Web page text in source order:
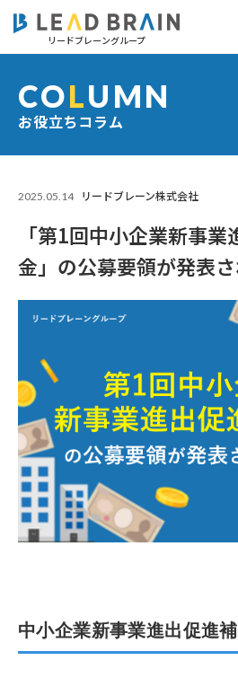
リードブレーングループ
お役立ちコラム
COLUMN
2025.05.14 リードブレーン株式会社
「第1回中小企業新事
金」の公募要領が発表さ
中小企業新事業進出促進